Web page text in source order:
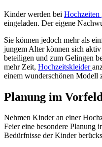
Kinder werden bei Hochzeiten
eingeladen. Der eigene
Sie können jedoch mehr als
jungem Alter können sich
beteiligen und zum Gelingen
mehr Zeit, Hochzeitskleider
einem wunderschönen Modell
Planung im Vorfeld
Nehmen Kinder an einer
Feier eine besondere Planung
Bedürfnisse der Kinder